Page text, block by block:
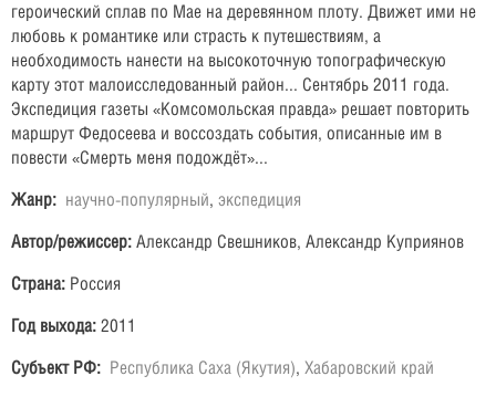
героический сплав по Мае на деревянном плоту. Движет ими не
любовь к романтике или страсть к путешествиям, а
необходимость нанести на высокоточную топографическую
карту этот малоисследованный район... Сентябрь 2011 года.
Экспедиция газеты «Комсомольская правда» решает повторить
маршрут Федосеева и воссоздать события, описанные им в
повести «Смерть меня подождёт»...
Жанр: научно-популярный, экспедиция
Автор/режиссер: Александр Свешников, Александр Куприянов
Страна: Россия
Год выхода: 2011
Субъект РФ: Республика Саха (Якутия), Хабаровский край